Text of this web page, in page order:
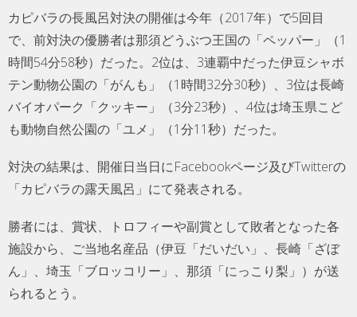
カピバラの長風呂対決の開催は今年（2017年）で5回目
で、前対決の優勝者は那須どうぶつ王国の「ペッパー」（1
時間54分58秒）だった。2位は、3連覇中だった伊豆シャボ
テン動物公園の「がんも」（1時間32分30秒）、3位は長崎
バイオパーク「クッキー」（3分23秒）、4位は埼玉県こど
も動物自然公園の「ユメ」（1分11秒）だった。
対決の結果は、開催日当日にFacebookページ及びTwitterの
「カピバラの露天風呂」にて発表される。
勝者には、賞状、トロフィーや副賞として敗者となった各
施設から、ご当地名産品（伊豆「だいだい」、長崎「ざぼ
ん」、埼玉「ブロッコリー」、那須「にっこり梨」）が送
られるとう。